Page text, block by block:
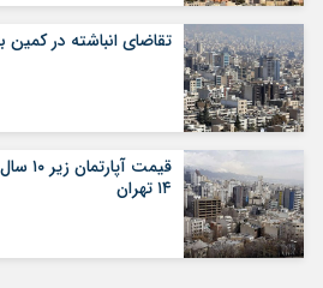
تقاضای انباشته در کمین
۱۴ تهران